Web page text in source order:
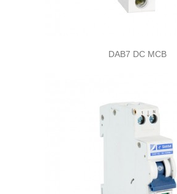
DAB7 DC MCB